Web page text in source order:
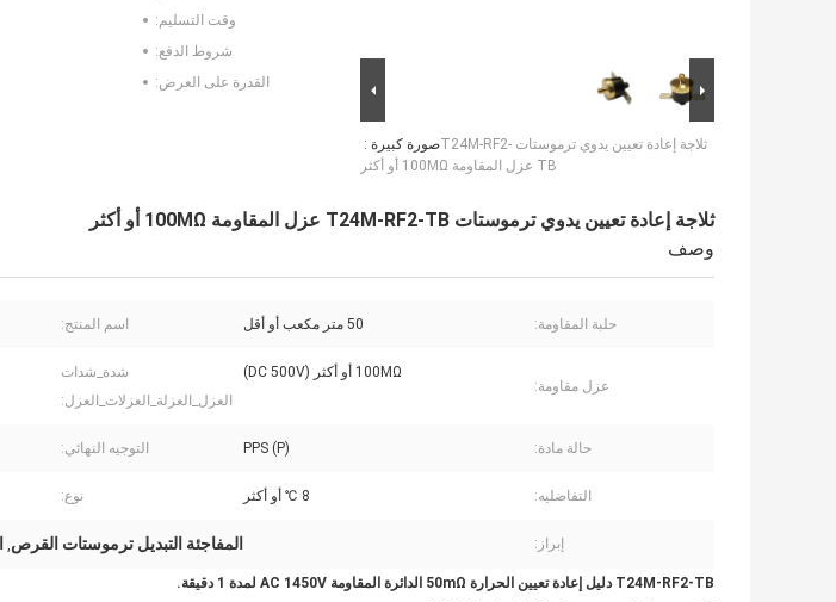
صورة كبيرة :ثلاجة إعادة تعيين يدوي ترموستات T24M-RF2-
TB عزل المقاومة 100MΩ أو أكثر
وقت التسليم:
شروط الدفع:
القدرة على العرض:
ثلاجة إعادة تعيين يدوي ترموستات T24M-RF2-TB عزل المقاومة 100MΩ أو أكثر
وصف
حلبة المقاومة: 50 متر مكعب أو أقل اسم المنتج:
عزل مقاومة:
100MΩ أو أكثر (DC 500V)
شدة_شدات
العزل_العزلة_العزلات_العزل:
حالة مادة: PPS (P) التوجيه النهائي:
التفاضليه: 8 ℃ أو أكثر نوع:
إبراز: المفاجئة التبديل ترموستات القرص,
T24M-RF2-TB دليل إعادة تعيين الحرارة 50mΩ الدائرة المقاومة AC 1450V لمدة 1 دقيقة.